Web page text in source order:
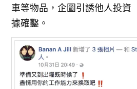
車等物品，企圖引誘他人投資
據確鑿。